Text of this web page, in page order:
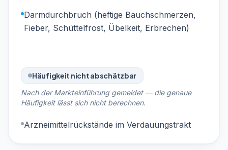
Darmdurchbruch (heftige Bauchschmerzen,
Fieber, Schüttelfrost, Übelkeit, Erbrechen)
Häufigkeit nicht abschätzbar
Nach der Markteinführung gemeldet — die genaue
Häufigkeit lässt sich nicht berechnen.
Arzneimittelrückstände im Verdauungstrakt